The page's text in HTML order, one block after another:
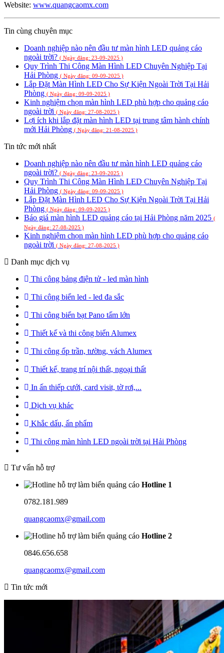
Website: www.quangcaomx.com
Tin cùng chuyên mục
Doanh nghiệp nào nên đầu tư màn hình LED quảng cáo
ngoài trời? ( Ngày đăng: 23-09-2025 )
Quy Trình Thi Công Màn Hình LED Chuyên Nghiệp Tại
Hải Phòng ( Ngày đăng: 09-09-2025 )
Lắp Đặt Màn Hình LED Cho Sự Kiện Ngoài Trời Tại Hải
Phòng ( Ngày đăng: 09-09-2025 )
Kinh nghiệm chọn màn hình LED phù hợp cho quảng cáo
ngoài trời ( Ngày đăng: 27-08-2025 )
Lợi ích khi lắp đặt màn hình LED tại trung tâm hành chính
mới Hải Phòng ( Ngày đăng: 21-08-2025 )
Tin tức mới nhất
Doanh nghiệp nào nên đầu tư màn hình LED quảng cáo
ngoài trời? ( Ngày đăng: 23-09-2025 )
Quy Trình Thi Công Màn Hình LED Chuyên Nghiệp Tại
Hải Phòng ( Ngày đăng: 09-09-2025 )
Lắp Đặt Màn Hình LED Cho Sự Kiện Ngoài Trời Tại Hải
Phòng ( Ngày đăng: 09-09-2025 )
Báo giá màn hình LED quảng cáo tại Hải Phòng năm 2025 (
Ngày đăng: 27-08-2025 )
Kinh nghiệm chọn màn hình LED phù hợp cho quảng cáo
ngoài trời ( Ngày đăng: 27-08-2025 )
Danh mục dịch vụ
Thi công bảng điện tử - led màn hình
Thi công biển led - led đa sắc
Thi công biển bạt Pano tấm lớn
Thiết kế và thi công biển Alumex
Thi công ốp trần, tường, vách Alumex
Thiết kế, trang trí nội thất, ngoại thất
In ấn thiếp cưới, card visit, tờ rơi,...
Dịch vụ khác
Khắc dấu, ấn phẩm
Thi công màn hình LED ngoài trời tại Hải Phòng
Tư vấn hỗ trợ
Hotline 1
0782.181.989
quangcaomx@gmail.com
Hotline 2
0846.656.658
quangcaomx@gmail.com
Tin tức mới